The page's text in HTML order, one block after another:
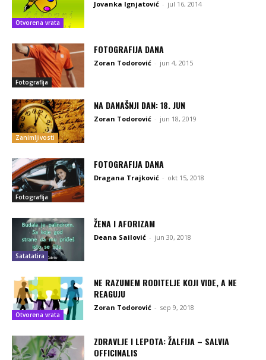
Otvorena vrata
Jovanka Ignjatović - jul 16, 2014
Fotografija
FOTOGRAFIJA DANA
Zoran Todorović - jun 4, 2015
Zanimljivosti
NA DANAŠNJI DAN: 18. JUN
Zoran Todorović - jun 18, 2019
Fotografija
FOTOGRAFIJA DANA
Dragana Trajković - okt 15, 2018
Satatatira
ŽENA I AFORIZAM
Deana Sailović - jun 30, 2018
Otvorena vrata
NE RAZUMEM RODITELJE KOJI VIDE, A NE
REAGUJU
Zoran Todorović - sep 9, 2018
ZDRAVLJE I LEPOTA: ŽALFIJA – SALVIA
OFFICINALIS